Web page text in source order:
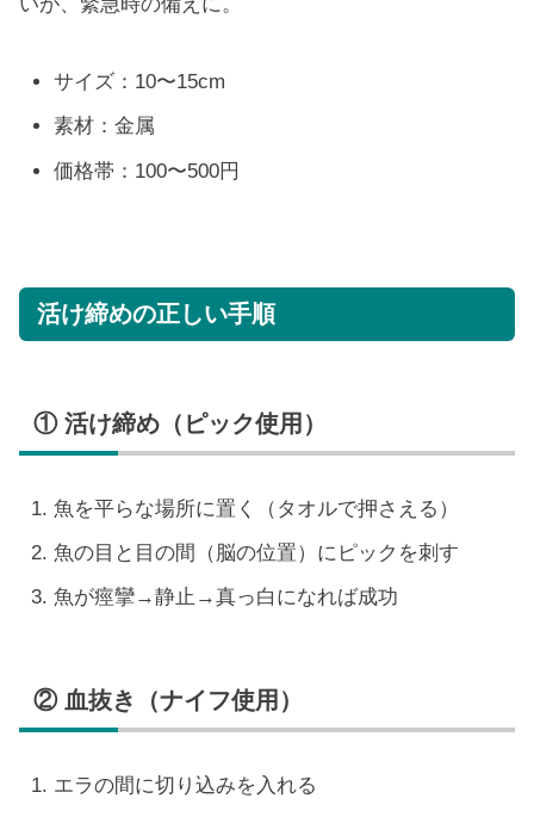
サイズ：10〜15cm
素材：金属
価格帯：100〜500円
活け締めの正しい手順
① 活け締め（ピック使用）
魚を平らな場所に置く（タオルで押さえる）
魚の目と目の間（脳の位置）にピックを刺す
魚が痙攣→静止→真っ白になれば成功
② 血抜き（ナイフ使用）
エラの間に切り込みを入れる